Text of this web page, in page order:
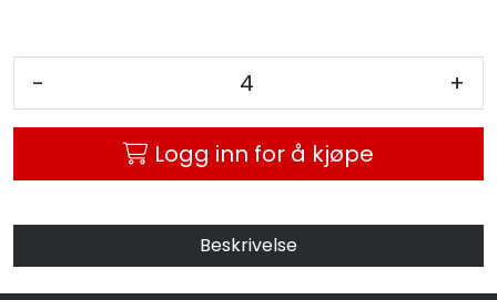
- +
Logg inn for å kjøpe
Beskrivelse